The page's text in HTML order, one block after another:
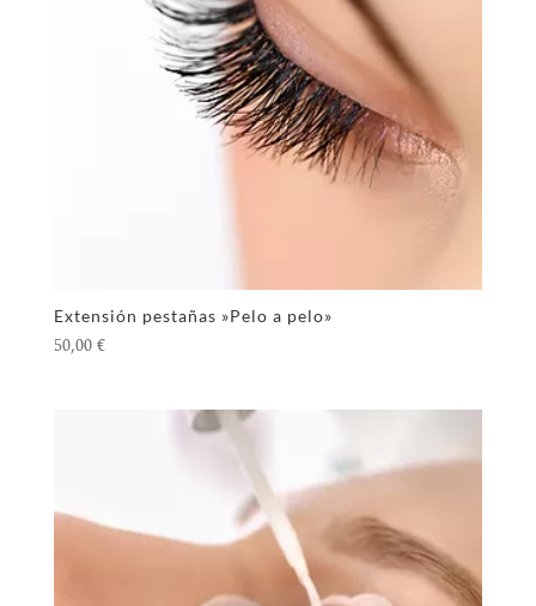
Extensión pestañas »Pelo a pelo»
50,00€